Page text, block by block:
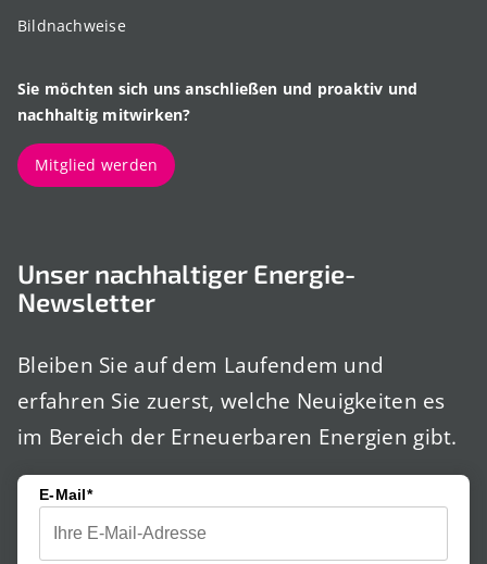
Bildnachweise
Sie möchten sich uns anschließen und proaktiv und
nachhaltig mitwirken?
Mitglied werden
Unser nachhaltiger Energie-
Newsletter
Bleiben Sie auf dem Laufendem und
erfahren Sie zuerst, welche Neuigkeiten es
im Bereich der Erneuerbaren Energien gibt.
E-Mail*